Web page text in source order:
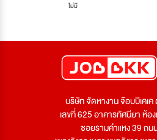
ไม่มี
บริษัท จัดหางาน จ๊อบบีเคเ
เลขที่ 625 อาคารทัศนียา ห้อ
ซอยรามคำแหง 39 ถน